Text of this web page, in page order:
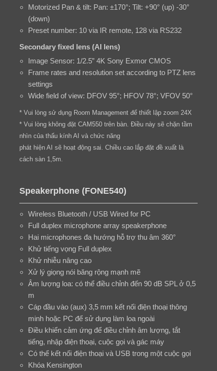
Motorized Pan & tilt: Pan: ±170°; Tilt: +90° (up) -30°
(down)
Preset number: 10 via IR remote, 128 via RS232
Secondary fixed lens (AI lens)
Image Sensor: 1/2.5” 4K Sony Exmor CMOS
Frame rates and resolution set according to PTZ lens
settings
Wide field of view: DFOV 95°; HFOV 78°; VFOV 50°
* Vui lòng sử dụng Room Management để thiết lập zoom 24X
* Vui lòng không đặt CAM550 trên bàn. Điều này sẽ chặn tầm
nhìn của thấu kính AI và chức năng
phát hiện AI sẽ hoạt động sai. Chiều cao lắp đặt đề xuất là
cách sàn 1,5m.
Speakerphone (FONE540)
Wireless Bluetooth / USB Wired for PC
Full duplex microphone array speakerphone
Hai microphones đa hướng hỗ trợ thu âm 360°
Khử tiếng vọng Full duplex
Khử nhiễu nâng cao
Xử lý giọng nói băng rộng mạnh mẽ
Âm lượng loa: có thể điều chỉnh đến 90 dB SPL ở 0,5
m
Cáp đầu vào (aux) 3,5 mm kết nối điện thoại thông
minh hoặc PC để sử dụng làm loa ngoài
Điều khiển cảm ứng để điều chỉnh âm lượng, tắt
tiếng, nhập điện thoại, cuộc gọi và gác máy
Có thể kết nối điện thoại và USB trong một cuộc gọi
Khóa Kensington